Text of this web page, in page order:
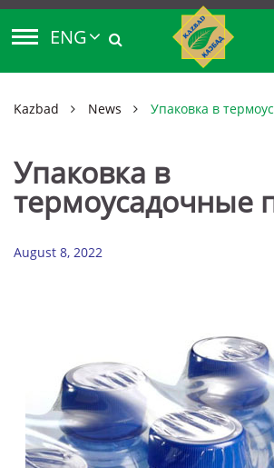
ENG
Kazbad News Упаковка в
Упаковка в
термоусадочные
August 8, 2022